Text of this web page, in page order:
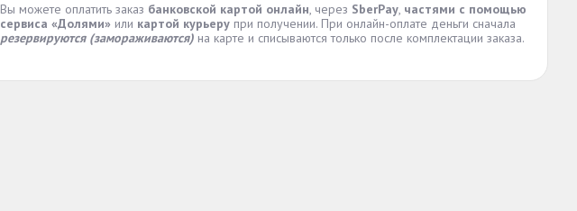
Вы можете оплатить заказ банковской картой онлайн, через SberPay, частями с помощью
сервиса «Долями» или картой курьеру при получении. При онлайн-оплате деньги сначала
резервируются (замораживаются) на карте и списываются только после комплектации заказа.